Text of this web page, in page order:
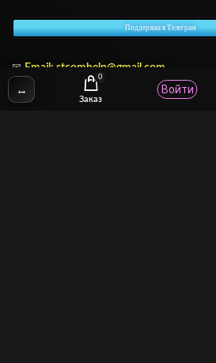
Поддержка в Телеграм
✉ Email: stcomhelp@gmail.com
↔
0
Заказ
Войти